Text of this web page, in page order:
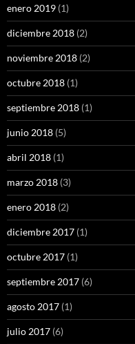
enero 2019 (1)
diciembre 2018 (2)
noviembre 2018 (2)
octubre 2018 (1)
septiembre 2018 (1)
junio 2018 (5)
abril 2018 (1)
marzo 2018 (3)
enero 2018 (2)
diciembre 2017 (1)
octubre 2017 (1)
septiembre 2017 (6)
agosto 2017 (1)
julio 2017 (6)